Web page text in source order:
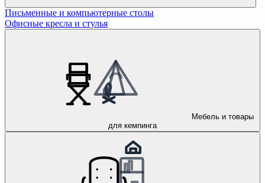
Письменные и компьютерные столы
Офисные кресла и стулья
Мебель и товары
для кемпинга